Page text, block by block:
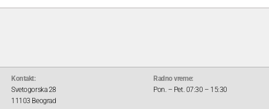
Kontakt:
Svetogorska 28
11103 Beograd
Radno vreme:
Pon. – Pet. 07:30 – 15:30